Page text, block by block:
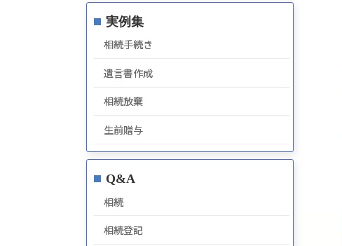
実例集
相続手続き
遺言書作成
相続放棄
生前贈与
Q&A
相続
相続登記